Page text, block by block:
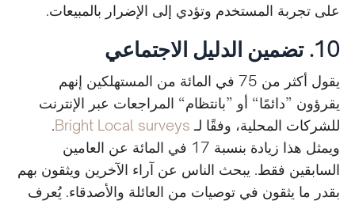
على تجربة المستخدم وتؤدي إلى الإضرار بالمبيعات.
10. تضمين الدليل الاجتماعي
يقول أكثر من 75 في المائة من المستهلكين إنهم
يقرؤون ”دائمًا“ أو ”بانتظام“ المراجعات عبر الإنترنت
للشركات المحلية، وفقًا لـ Bright Local surveys
.
ويمثل هذا زيادة بنسبة 17 في المائة عن العامين
السابقين فقط. يبحث الناس عن آراء الآخرين ويثقون بهم
بقدر ما يثقون في توصيات من العائلة والأصدقاء. يُعرف